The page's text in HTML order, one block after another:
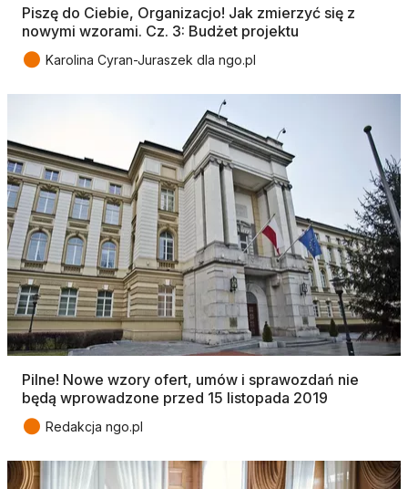
Piszę do Ciebie, Organizacjo! Jak zmierzyć się z
nowymi wzorami. Cz. 3: Budżet projektu
● Karolina Cyran-Juraszek dla ngo.pl
Pilne! Nowe wzory ofert, umów i sprawozdań nie
będą wprowadzone przed 15 listopada 2019
● Redakcja ngo.pl